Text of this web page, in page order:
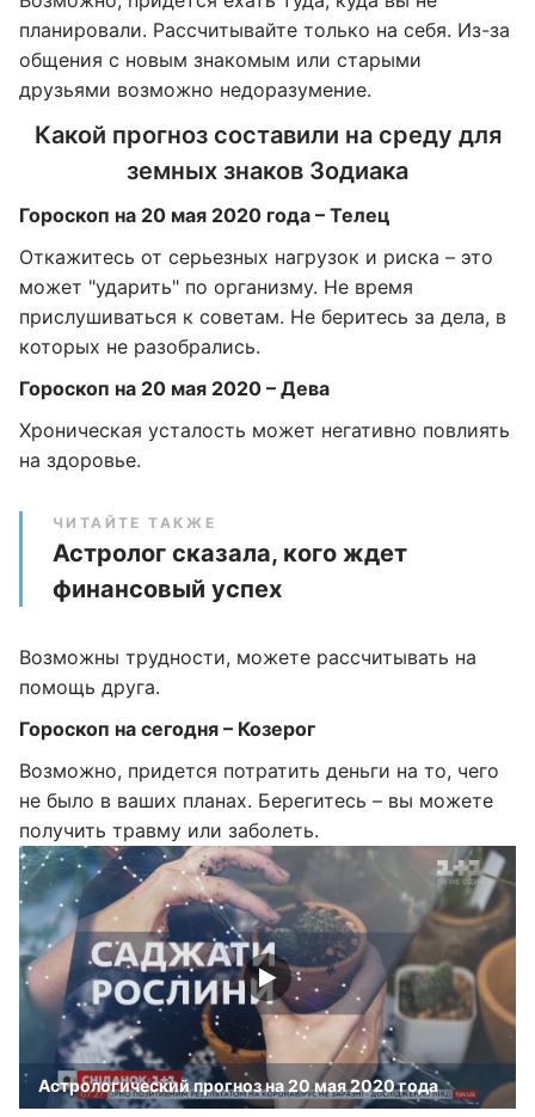
планировали. Рассчитывайте только на себя. Из-за
общения с новым знакомым или старыми
друзьями возможно недоразумение.
Какой прогноз составили на среду для
земных знаков Зодиака
Гороскоп на 20 мая 2020 года – Телец
Откажитесь от серьезных нагрузок и риска – это
может "ударить" по организму. Не время
прислушиваться к советам. Не беритесь за дела, в
которых не разобрались.
Гороскоп на 20 мая 2020 – Дева
Хроническая усталость может негативно повлиять
на здоровье.
ЧИТАЙТЕ ТАКЖЕ
Астролог сказала, кого ждет
финансовый успех
Возможны трудности, можете рассчитывать на
помощь друга.
Гороскоп на сегодня – Козерог
Возможно, придется потратить деньги на то, чего
не было в ваших планах. Берегитесь – вы можете
получить травму или заболеть.
Астрологический прогноз на 20 мая 2020 года